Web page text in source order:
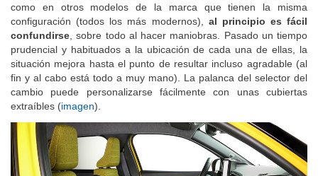
como en otros modelos de la marca que tienen la misma
configuración (todos los más modernos), al principio es fácil
confundirse , sobre todo al hacer maniobras. Pasado un tiempo
prudencial y habituados a la ubicación de cada una de ellas, la
situación mejora hasta el punto de resultar incluso agradable (al
fin y al cabo está todo a muy mano). La palanca del selector del
cambio puede personalizarse fácilmente con unas cubiertas
extraíbles (imagen).